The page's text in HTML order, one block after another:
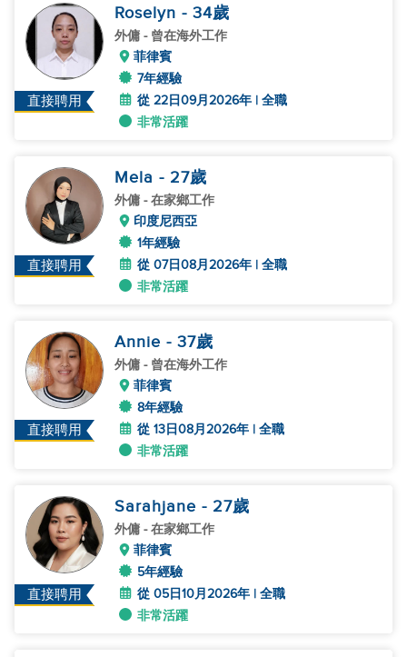
直接聘用
Roselyn - 34歲
外傭 - 曾在海外工作
菲律賓
7年經驗
從 22日09月2026年 | 全職
非常活躍
直接聘用
Mela - 27歲
外傭 - 在家鄉工作
印度尼西亞
1年經驗
從 07日08月2026年 | 全職
非常活躍
直接聘用
Annie - 37歲
外傭 - 曾在海外工作
菲律賓
8年經驗
從 13日08月2026年 | 全職
非常活躍
直接聘用
Sarahjane - 27歲
外傭 - 在家鄉工作
菲律賓
5年經驗
從 05日10月2026年 | 全職
非常活躍